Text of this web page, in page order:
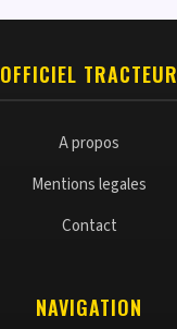
OFFICIEL TRACTEUR
A propos
Mentions legales
Contact
NAVIGATION